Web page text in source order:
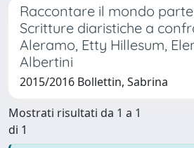
Raccontare il mondo
Scritture diaristiche a
Aleramo, Etty Hillesum,
Albertini
2015/2016 Bollettin, Sabrina
Mostrati risultati da 1 a 1
di 1